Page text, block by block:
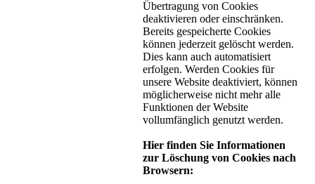
Übertragung von Cookies
deaktivieren oder einschränken.
Bereits gespeicherte Cookies
können jederzeit gelöscht werden.
Dies kann auch automatisiert
erfolgen. Werden Cookies für
unsere Website deaktiviert, können
möglicherweise nicht mehr alle
Funktionen der Website
vollumfänglich genutzt werden.
Hier finden Sie Informationen
zur Löschung von Cookies nach
Browsern: